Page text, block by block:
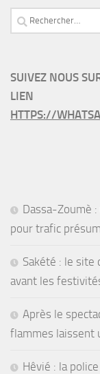
Rechercher :
SUIVEZ NOUS
LIEN
HTTPS://
Dassa-Zoumè
pour trafic
Sakété : le site
avant les
Après le
flammes laissent
Hêvié : la